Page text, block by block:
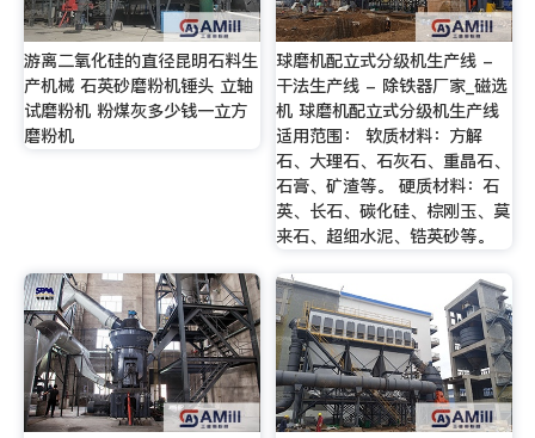
游离二氧化硅的直径昆明石料生
产机械 石英砂磨粉机锤头 立轴
试磨粉机 粉煤灰多少钱一立方
磨粉机
球磨机配立式分级机生产线 -
干法生产线 - 除铁器厂家_磁选
机 球磨机配立式分级机生产线
适用范围： 软质材料：方解
石、大理石、石灰石、重晶石、
石膏、矿渣等。 硬质材料：石
英、长石、碳化硅、棕刚玉、莫
来石、超细水泥、锆英砂等。